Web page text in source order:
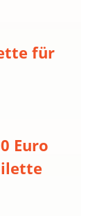
für
Euro